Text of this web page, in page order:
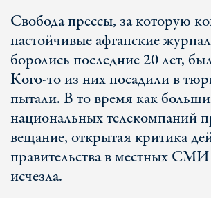
Свобода прессы, за которую
настойчивые афганские
боролись последние 20 лет,
Кого-то из них посадили в
пытали. В то время как
национальных телекомпаний
вещание, открытая критика
правительства в местных
исчезла.